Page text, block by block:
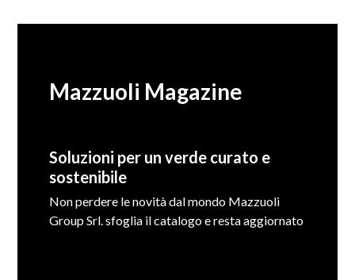
Mazzuoli Magazine
Soluzioni per un verde curato e
sostenibile
Non perdere le novità dal mondo Mazzuoli
Group Srl. sfoglia il catalogo e resta aggiornato